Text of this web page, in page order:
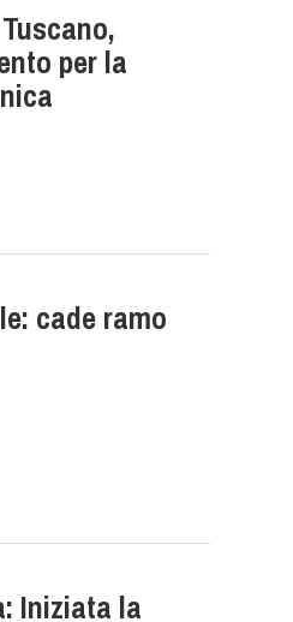
per la
cade ramo
Iniziata la